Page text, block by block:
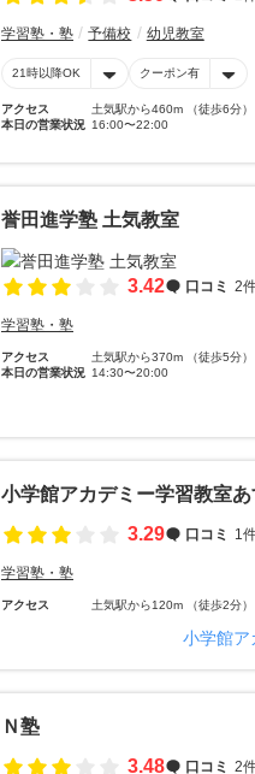
学習塾・塾 予備校 幼児教室
21時以降OK クーポン有
アクセス
土気駅から460m （徒歩6分）
本日の営業状況 16:00〜22:00
誉田進学塾 土気教室
3.42 口コミ 2
学習塾・塾
アクセス
土気駅から370m （徒歩5分）
本日の営業状況 14:30〜20:00
小学館アカデミー学習教室
3.29
口コミ 1
学習塾・塾
アクセス 土気駅から120m （徒歩2分）
小学館ア
Ｎ塾
3.48
口コミ 2